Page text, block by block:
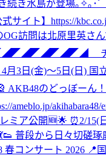
き水島が登場｡✧｡･ﾟ
イト】https://
訪問は北原里英さ
チケ
(金)〜5日(日) 国
AKB48のどっぼーん
akihabara48/
ミア公開🆕🌟 ⏰2/
普段から日々切磋
春コンサート 2026